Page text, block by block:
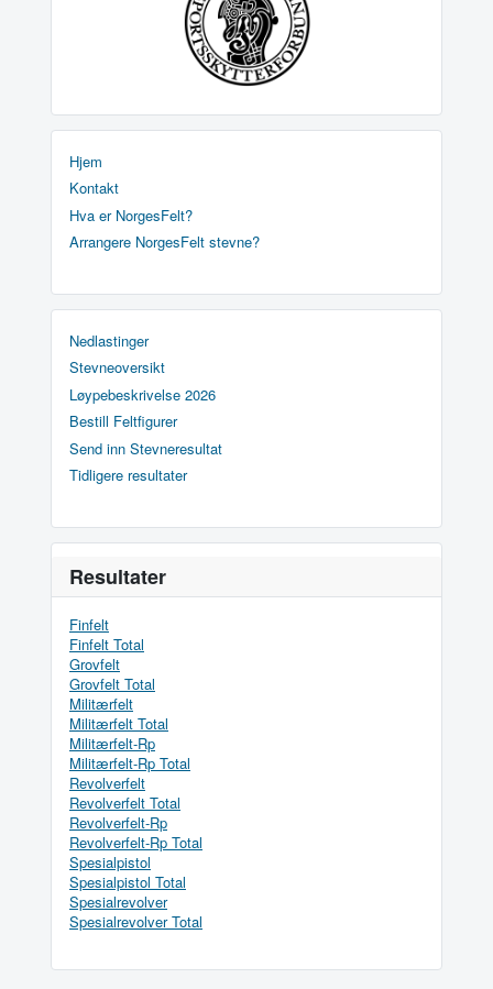
Hjem
Kontakt
Hva er NorgesFelt?
Arrangere NorgesFelt stevne?
Nedlastinger
Stevneoversikt
Løypebeskrivelse 2026
Bestill Feltfigurer
Send inn Stevneresultat
Tidligere resultater
Resultater
Finfelt
Finfelt Total
Grovfelt
Grovfelt Total
Militærfelt
Militærfelt Total
Militærfelt-Rp
Militærfelt-Rp Total
Revolverfelt
Revolverfelt Total
Revolverfelt-Rp
Revolverfelt-Rp Total
Spesialpistol
Spesialpistol Total
Spesialrevolver
Spesialrevolver Total